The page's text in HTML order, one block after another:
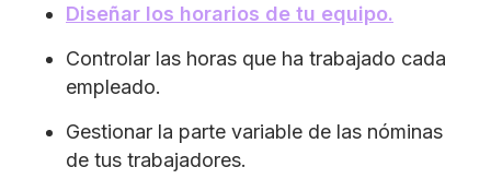
Diseñar los horarios de tu equipo.
Controlar las horas que ha trabajado cada
empleado.
Gestionar la parte variable de las nóminas
de tus trabajadores.